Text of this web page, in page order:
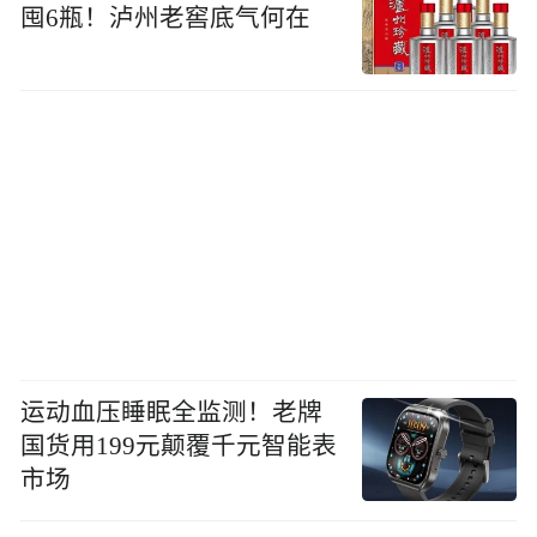
囤6瓶！泸州老窖底气何在
运动血压睡眠全监测！老牌
国货用199元颠覆千元智能表
市场